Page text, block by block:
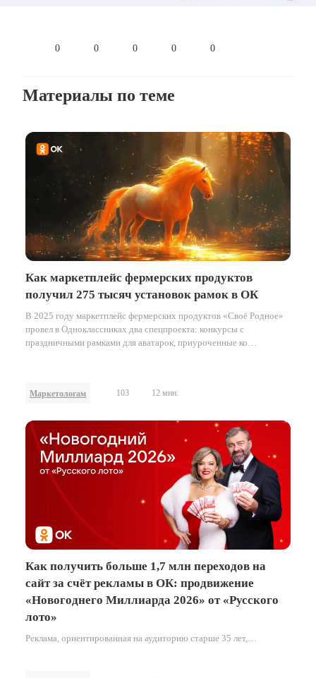
0 0 0 0 0
Материалы по теме
Как маркетплейс фермерских продуктов
получил 275 тысяч установок рамок в ОК
В 2025 году маркетплейс фермерских продуктов «Своё Родное»
провел в Одноклассниках два спецпроекта: конкурсы с
праздничными рамками для аватарок, приуроченные ко
Маркетологам 103 12 мин.
Как получить больше 1,7 млн переходов на
сайт за счёт рекламы в ОК: продвижение
«Новогоднего Миллиарда 2026» от «Русского
лото»
Реклама, ориентированная на аудиторию старше 35 лет,